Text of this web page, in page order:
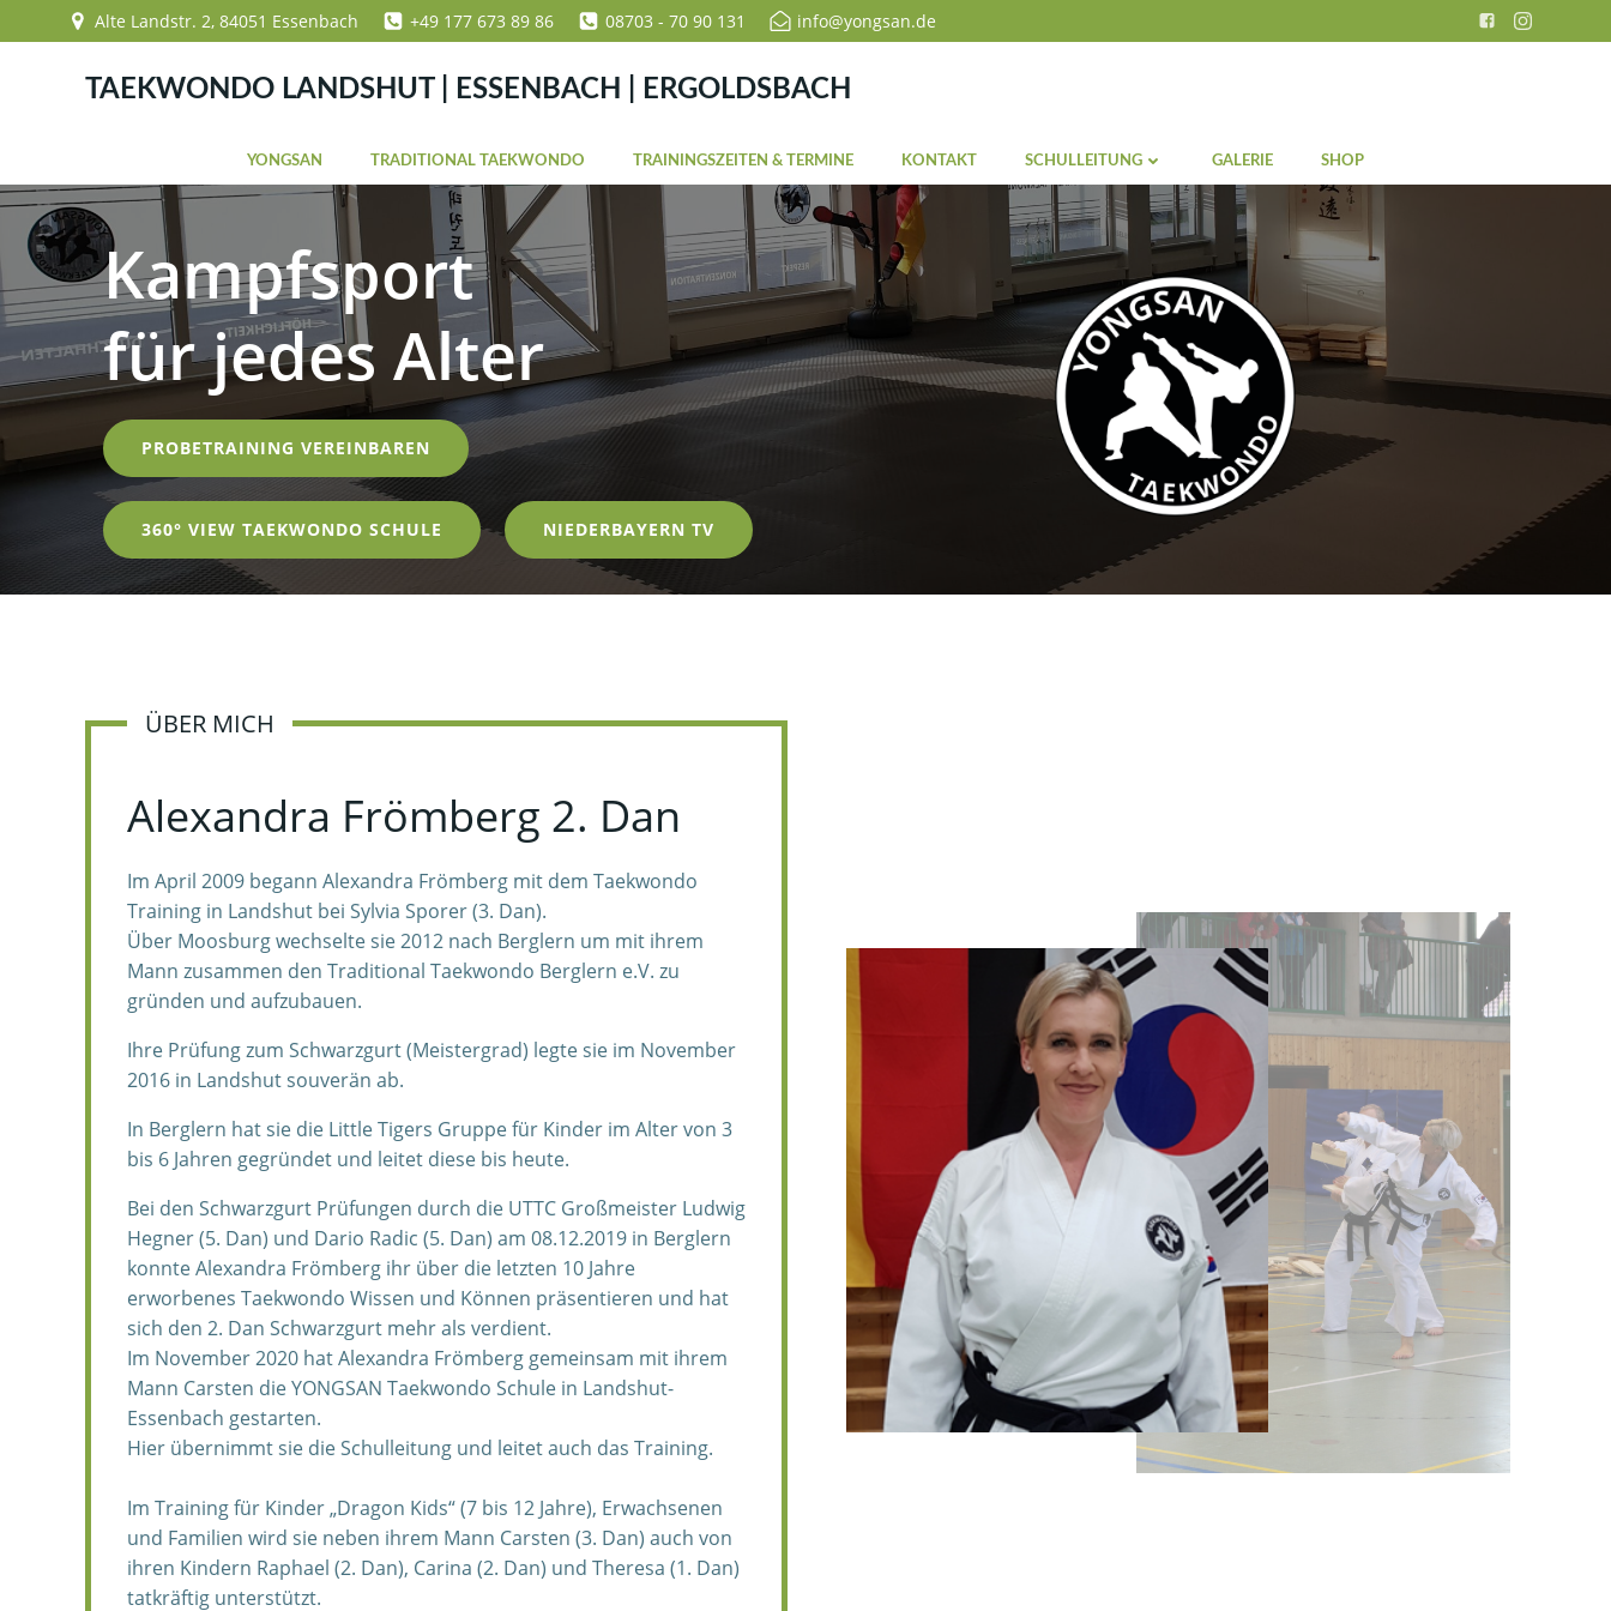
Inhalt
Alte Landstr. 2, 84051 Essenbach +49 177 673 89 86 08703 - 70 90 131 info@yongsan.de
TAEKWONDO LANDSHUT | ESSENBACH | ERGOLDSBACH
YONGSAN TRADITIONAL TAEKWONDO TRAININGSZEITEN & TERMINE KONTAKT SCHULLEITUNG GALERIE SHOP
Kampfsport
für jedes Alter
PROBETRAINING VEREINBAREN
360° VIEW TAEKWONDO SCHULE NIEDERBAYERN TV
ÜBER MICH
Alexandra Frömberg 2. Dan
Im April 2009 begann Alexandra Frömberg mit dem Taekwondo
Training in Landshut bei Sylvia Sporer (3. Dan).
Über Moosburg wechselte sie 2012 nach Berglern um mit ihrem
Mann zusammen den Traditional Taekwondo Berglern e.V. zu
gründen und aufzubauen.
Ihre Prüfung zum Schwarzgurt (Meistergrad) legte sie im November
2016 in Landshut souverän ab.
In Berglern hat sie die Little Tigers Gruppe für Kinder im Alter von 3
bis 6 Jahren gegründet und leitet diese bis heute.
Bei den Schwarzgurt Prüfungen durch die UTTC Großmeister Ludwig
Hegner (5. Dan) und Dario Radic (5. Dan) am 08.12.2019 in Berglern
konnte Alexandra Frömberg ihr über die letzten 10 Jahre
erworbenes Taekwondo Wissen und Können präsentieren und hat
sich den 2. Dan Schwarzgurt mehr als verdient.
Im November 2020 hat Alexandra Frömberg gemeinsam mit ihrem
Mann Carsten die YONGSAN Taekwondo Schule in Landshut-
Essenbach gestarten.
Hier übernimmt sie die Schulleitung und leitet auch das Training.
Im Training für Kinder „Dragon Kids“ (7 bis 12 Jahre), Erwachsenen
und Familien wird sie neben ihrem Mann Carsten (3. Dan) auch von
ihren Kindern Raphael (2. Dan), Carina (2. Dan) und Theresa (1. Dan)
tatkräftig unterstützt.